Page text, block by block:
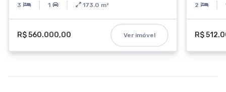
3 1 173.0 m²
R$ 560.000,00 Ver imóvel
2
R$